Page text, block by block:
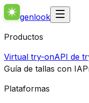
genlook
Productos
Virtual try-onAPI de
Guía de tallas con IA
Plataformas